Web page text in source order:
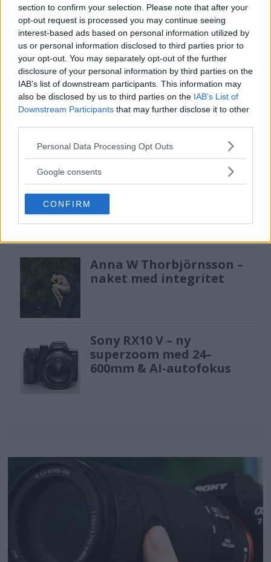
section to confirm your selection. Please note that after your
opt-out request is processed you may continue seeing
interest-based ads based on personal information utilized by
us or personal information disclosed to third parties prior to
your opt-out. You may separately opt-out of the further
disclosure of your personal information by third parties on the
IAB’s list of downstream participants. This information may
also be disclosed by us to third parties on the IAB’s List of
Downstream Participants that may further disclose it to other
Please note that this website/app uses one or more Google
not limited to your visit or usage behaviour. You may click to
use your data for below specified purposes in below Google
consent section.
Personal Data Processing Opt Outs
Google consents
CONFIRM
Sony lägger bud på
Tamron – kan vara värt
12 miljarder kronor
F3 Foto – Sveriges nya
fotodagar till Göteborg,
Lund & Stockholm
Sony FE 100-400mm F5,6-8
fågel, sport & natur
Anna W Thorbjörnsson –
naket med integritet
Sony RX10 V – ny
superzoom med 24–
600mm & AI-autofokus